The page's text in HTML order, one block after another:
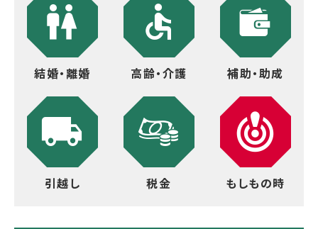
結婚・離婚 高齢・介護 補助・助成
引越し 税金 もしもの時